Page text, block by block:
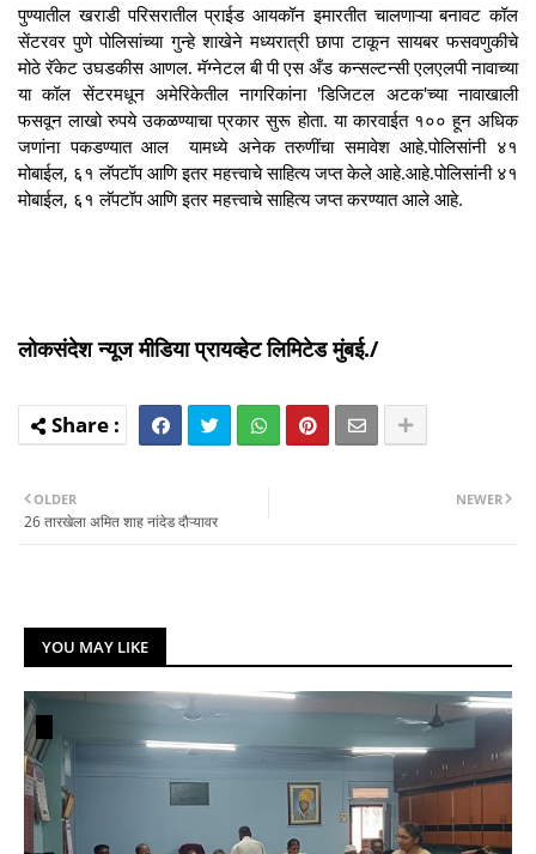
पुण्यातील खराडी परिसरातील प्राईड आयकॉन इमारतीत चालणाऱ्या बनावट कॉल
सेंटरवर पुणे पोलिसांच्या गुन्हे शाखेने मध्यरात्री छापा टाकून सायबर फसवणुकीचे
मोठे रॅकेट उघडकीस आणल. मॅग्नेटल बी पी एस अँड कन्सल्टन्सी एलएलपी नावाच्या
या कॉल सेंटरमधून अमेरिकेतील नागरिकांना 'डिजिटल अटक'च्या नावाखाली
फसवून लाखो रुपये उकळण्याचा प्रकार सुरू होता. या कारवाईत १०० हून अधिक
जणांना पकडण्यात आल यामध्ये अनेक तरुणींचा समावेश आहे.पोलिसांनी ४१
मोबाईल, ६१ लॅपटॉप आणि इतर महत्त्वाचे साहित्य जप्त केले आहे.आहे.पोलिसांनी ४१
मोबाईल, ६१ लॅपटॉप आणि इतर महत्त्वाचे साहित्य जप्त करण्यात आले आहे.
लोकसंदेशन्यूज मीडियाप्रायव्हेटलिमिटेड मुंबई./
NEWER
OLDER
26 तारखेला अमित शाह नांदेड दौऱ्यावर
YOU MAY LIKE